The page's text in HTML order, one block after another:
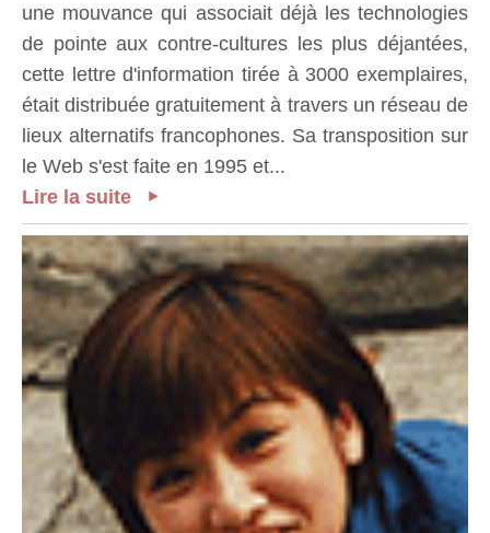
une mouvance qui associait déjà les technologies
de pointe aux contre-cultures les plus déjantées,
cette lettre d'information tirée à 3000 exemplaires,
était distribuée gratuitement à travers un réseau de
lieux alternatifs francophones. Sa transposition sur
le Web s'est faite en 1995 et...
Lire la suite